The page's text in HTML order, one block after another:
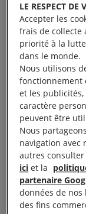
prononcé son
clos, ce
dans les deux
similaires
quatre autres
out ») à Saint-
LGBT
Moscou pour
LGBTI Irida à
médiatique
« Lorsqu’en
interdit le “
LE RESPECT DE
Accepter les
frais de collecte
priorité à la
dans le monde.
Nous utilisons
fonctionnement
et les publicités,
caractère
peuvent être
Nous
navigation avec
autres consulter
ici et la
partenaire
données de nos
des fins